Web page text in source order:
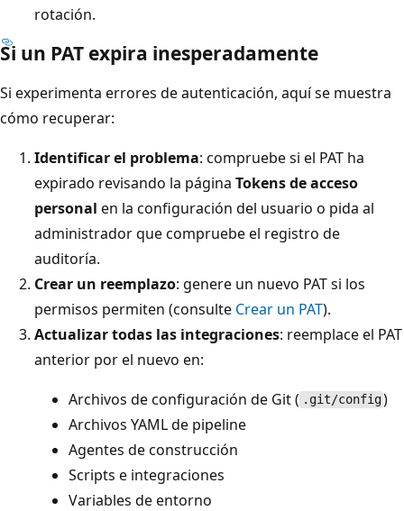
rotación.
Si un PAT expira inesperadamente
Si experimenta errores de autenticación, aquí se muestra
cómo recuperar:
Identificar el problema: compruebe si el PAT ha
expirado revisando la página Tokens de acceso
personal en la configuración del usuario o pida al
administrador que compruebe el registro de
auditoría.
Crear un reemplazo: genere un nuevo PAT si los
permisos permiten (consulte Crear un PAT).
Actualizar todas las integraciones: reemplace el PAT
anterior por el nuevo en:
Archivos de configuración de Git ( .git/config)
Archivos YAML de pipeline
Agentes de construcción
Scripts e integraciones
Variables de entorno